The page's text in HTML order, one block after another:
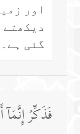
اور
گئی ہے۔
فَذَكِّرۡ